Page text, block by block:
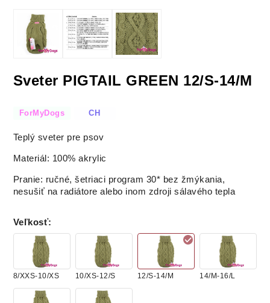
Sveter PIGTAIL GREEN 12/S-14/M
ForMyDogs CH
Teplý sveter pre psov
Materiál: 100% akrylic
Pranie: ručné, šetriaci program 30* bez žmýkania,
nesušiť na radiátore alebo inom zdroji sálavého tepla
Veľkosť:
8/XXS-10/XS 10/XS-12/S 12/S-14/M 14/M-16/L